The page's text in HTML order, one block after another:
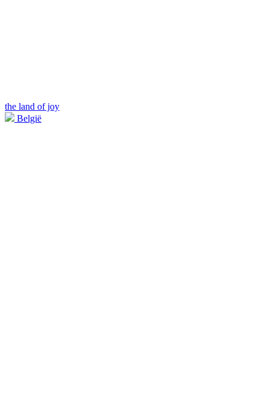
the land of joy
België